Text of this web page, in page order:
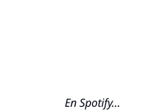
En Spotify…